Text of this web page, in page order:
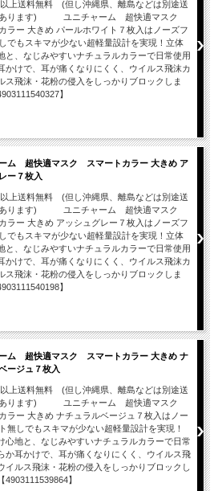
上送料無料 (但し沖縄県、離島などは別途送
あります) ユニチャーム 超快適マスク
ラー 大きめ パールホワイト７枚入はノーズフ
でもスキマが少ない超軽量設計を実現！立体
と、なじみやすいナチュラルカラーで日常使用
かけで、耳が痛くなりにくく、ウイルス飛沫カ
ス飛沫・花粉の侵入をしっかりブロックしま
】
ム 超快適マスク スマートカラー 大きめ ア
ー７枚入
上送料無料 (但し沖縄県、離島などは別途送
あります) ユニチャーム 超快適マスク
ラー 大きめ アッシュグレー７枚入はノーズフ
でもスキマが少ない超軽量設計を実現！立体
と、なじみやすいナチュラルカラーで日常使用
かけで、耳が痛くなりにくく、ウイルス飛沫カ
ス飛沫・花粉の侵入をしっかりブロックしま
】
ム 超快適マスク スマートカラー 大きめ ナ
ージュ７枚入
上送料無料 (但し沖縄県、離島などは別途送
あります) ユニチャーム 超快適マスク
ラー 大きめ ナチュラルベージュ７枚入はノー
無しでもスキマが少ない超軽量設計を実現！
心地と、なじみやすいナチュラルカラーで日常
か耳かけで、耳が痛くなりにくく、ウイルス飛
イルス飛沫・花粉の侵入をしっかりブロックし
】